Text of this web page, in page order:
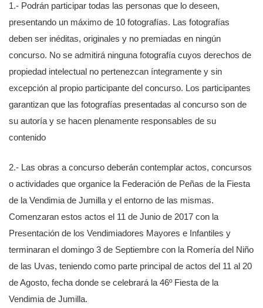
1.- Podrán participar todas las personas que lo deseen,
presentando un máximo de 10 fotografías. Las fotografías
deben ser inéditas, originales y no premiadas en ningún
concurso. No se admitirá ninguna fotografía cuyos derechos de
propiedad intelectual no pertenezcan íntegramente y sin
excepción al propio participante del concurso. Los participantes
garantizan que las fotografías presentadas al concurso son de
su autoría y se hacen plenamente responsables de su
contenido
2.- Las obras a concurso deberán contemplar actos, concursos
o actividades que organice la Federación de Peñas de la Fiesta
de la Vendimia de Jumilla y el entorno de las mismas.
Comenzaran estos actos el 11 de Junio de 2017 con la
Presentación de los Vendimiadores Mayores e Infantiles y
terminaran el domingo 3 de Septiembre con la Romería del Niño
de las Uvas, teniendo como parte principal de actos del 11 al 20
de Agosto, fecha donde se celebrará la 46º Fiesta de la
Vendimia de Jumilla.